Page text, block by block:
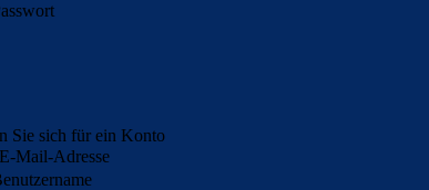
Sie sich für ein Konto
Mail-Adresse